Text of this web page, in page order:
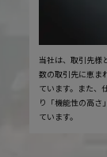
当社は、取引先様
数の取引先に恵ま
ています。また、
り「機能性の高さ
ています。